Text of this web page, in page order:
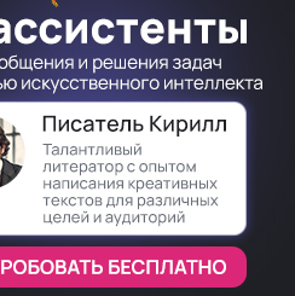
Litres .
авторского права и
бесплатно книги в форматах
pdf, txt, rtf.